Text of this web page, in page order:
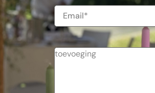
E-
mailadres